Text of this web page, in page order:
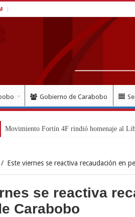
Gobierno de Carabobo
/ Este viernes se reactiva recaudación en
se reactiva
Carabobo